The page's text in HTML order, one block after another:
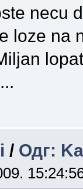
necu
loze na
/ Одг: